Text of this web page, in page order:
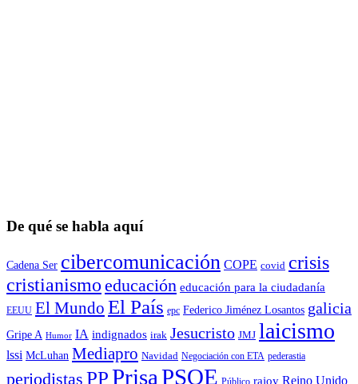
De qué se habla aquí
Cadena Ser cibercomunicación COPE covid crisis
cristianismo educación educación para la ciudadaní­a
EEUU El Mundo El País epc Federico Jiménez Losantos galicia
Gripe A Humor IA indignados irak Jesucristo JMJ laicismo
lssi McLuhan Mediapro Navidad Negociación con ETA pederastia
periodistas PPPrisaPSOE Público rajoy Reino Unido